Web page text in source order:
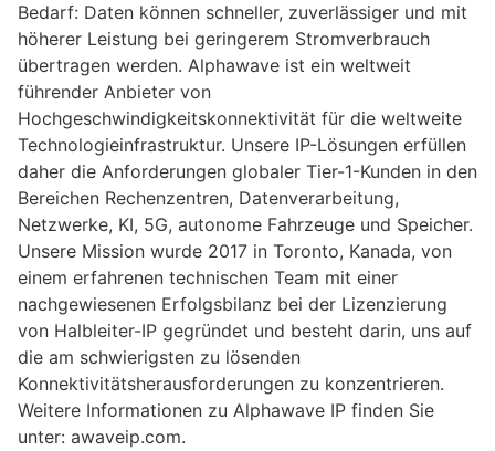
Bedarf: Daten können schneller, zuverlässiger und mit
höherer Leistung bei geringerem Stromverbrauch
übertragen werden. Alphawave ist ein weltweit
führender Anbieter von
Hochgeschwindigkeitskonnektivität für die weltweite
Technologieinfrastruktur. Unsere IP-Lösungen erfüllen
daher die Anforderungen globaler Tier-1-Kunden in den
Bereichen Rechenzentren, Datenverarbeitung,
Netzwerke, KI, 5G, autonome Fahrzeuge und Speicher.
Unsere Mission wurde 2017 in Toronto, Kanada, von
einem erfahrenen technischen Team mit einer
nachgewiesenen Erfolgsbilanz bei der Lizenzierung
von Halbleiter-IP gegründet und besteht darin, uns auf
die am schwierigsten zu lösenden
Konnektivitätsherausforderungen zu konzentrieren.
Weitere Informationen zu Alphawave IP finden Sie
unter: awaveip.com.